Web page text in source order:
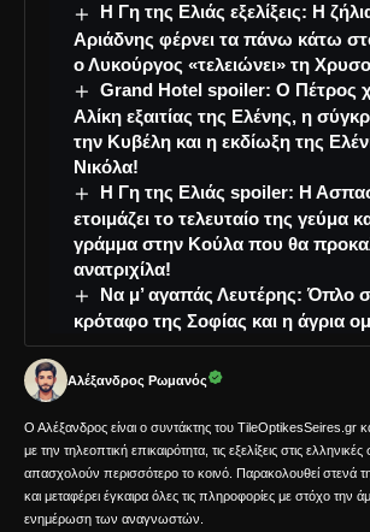
Η Γη της Ελιάς εξελίξεις: Η
Αριάδνης φέρνει τα πάνω κάτω
ο Λυκούργος «τελειώνει» τη
Grand Hotel spoiler: Ο Πέτρος
Αλίκη εξαιτίας της Ελένης, η
την Κυβέλη και η εκδίωξη της
Νικόλα!
Η Γη της Ελιάς spoiler: Η
ετοιμάζει το τελευταίο της γεύμα
γράμμα στην Κούλα που θα
ανατριχίλα!
Να μ’ αγαπάς Λευτέρης: Όπλο
κρόταφο της Σοφίας και η άγρια
Αλέξανδρος Ρωμανός
Ο Αλέξανδρος είναι ο συντάκτης του TileOptikesSeires.gr
με την τηλεοπτική επικαιρότητα, τις εξελίξεις στις
απασχολούν περισσότερο το κοινό. Παρακολουθεί στενά
και μεταφέρει έγκαιρα όλες τις πληροφορίες με στόχο την
ενημέρωση των αναγνωστών.